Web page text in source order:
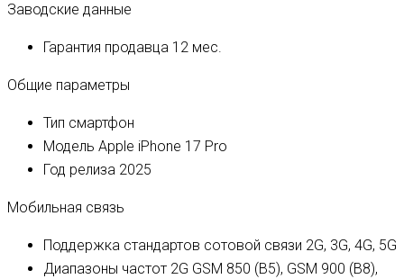
Заводские данные
Гарантия продавца 12 мес.
Общие параметры
Тип смартфон
Модель Apple iPhone 17 Pro
Год релиза 2025
Мобильная связь
Поддержка стандартов сотовой связи 2G, 3G, 4G, 5G
Диапазоны частот 2G GSM 850 (B5), GSM 900 (B8),